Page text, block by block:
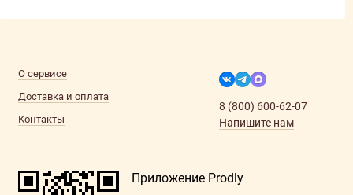
О сервисе
Доставка и оплата
Контакты
8 (800) 600-62-07
Напишите нам
Приложение Prodly